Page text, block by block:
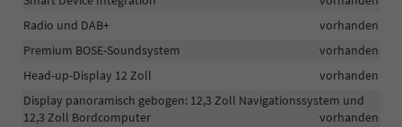
Radio und DAB+
vorhanden
Premium BOSE-Soundsystem
vorhanden
Head-up-Display 12 Zoll
vorhanden
Display panoramisch gebogen: 12,3 Zoll Navigationssystem und
12,3 Zoll Bordcomputer
vorhanden